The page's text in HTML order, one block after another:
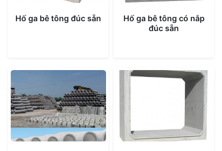
Hố ga bê tông đúc sẵn
Hố ga bê tông có nắp
đúc sẵn